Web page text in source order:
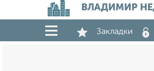
ВЛАДИМИР
Закладки